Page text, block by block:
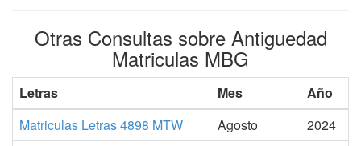
Otras Consultas sobre Antiguedad
Matriculas MBG
Letras Mes
Año
Matriculas Letras 4898 MTW
Agosto
2024